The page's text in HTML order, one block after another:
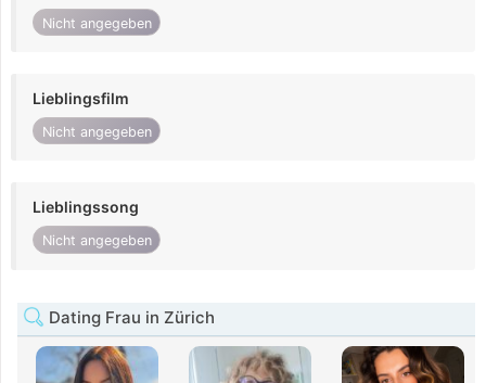
Nicht angegeben
Lieblingsfilm
Nicht angegeben
Lieblingssong
Nicht angegeben
Dating Frau in Zürich